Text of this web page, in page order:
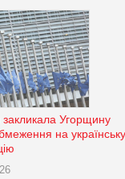
закликала Угорщину
на українську